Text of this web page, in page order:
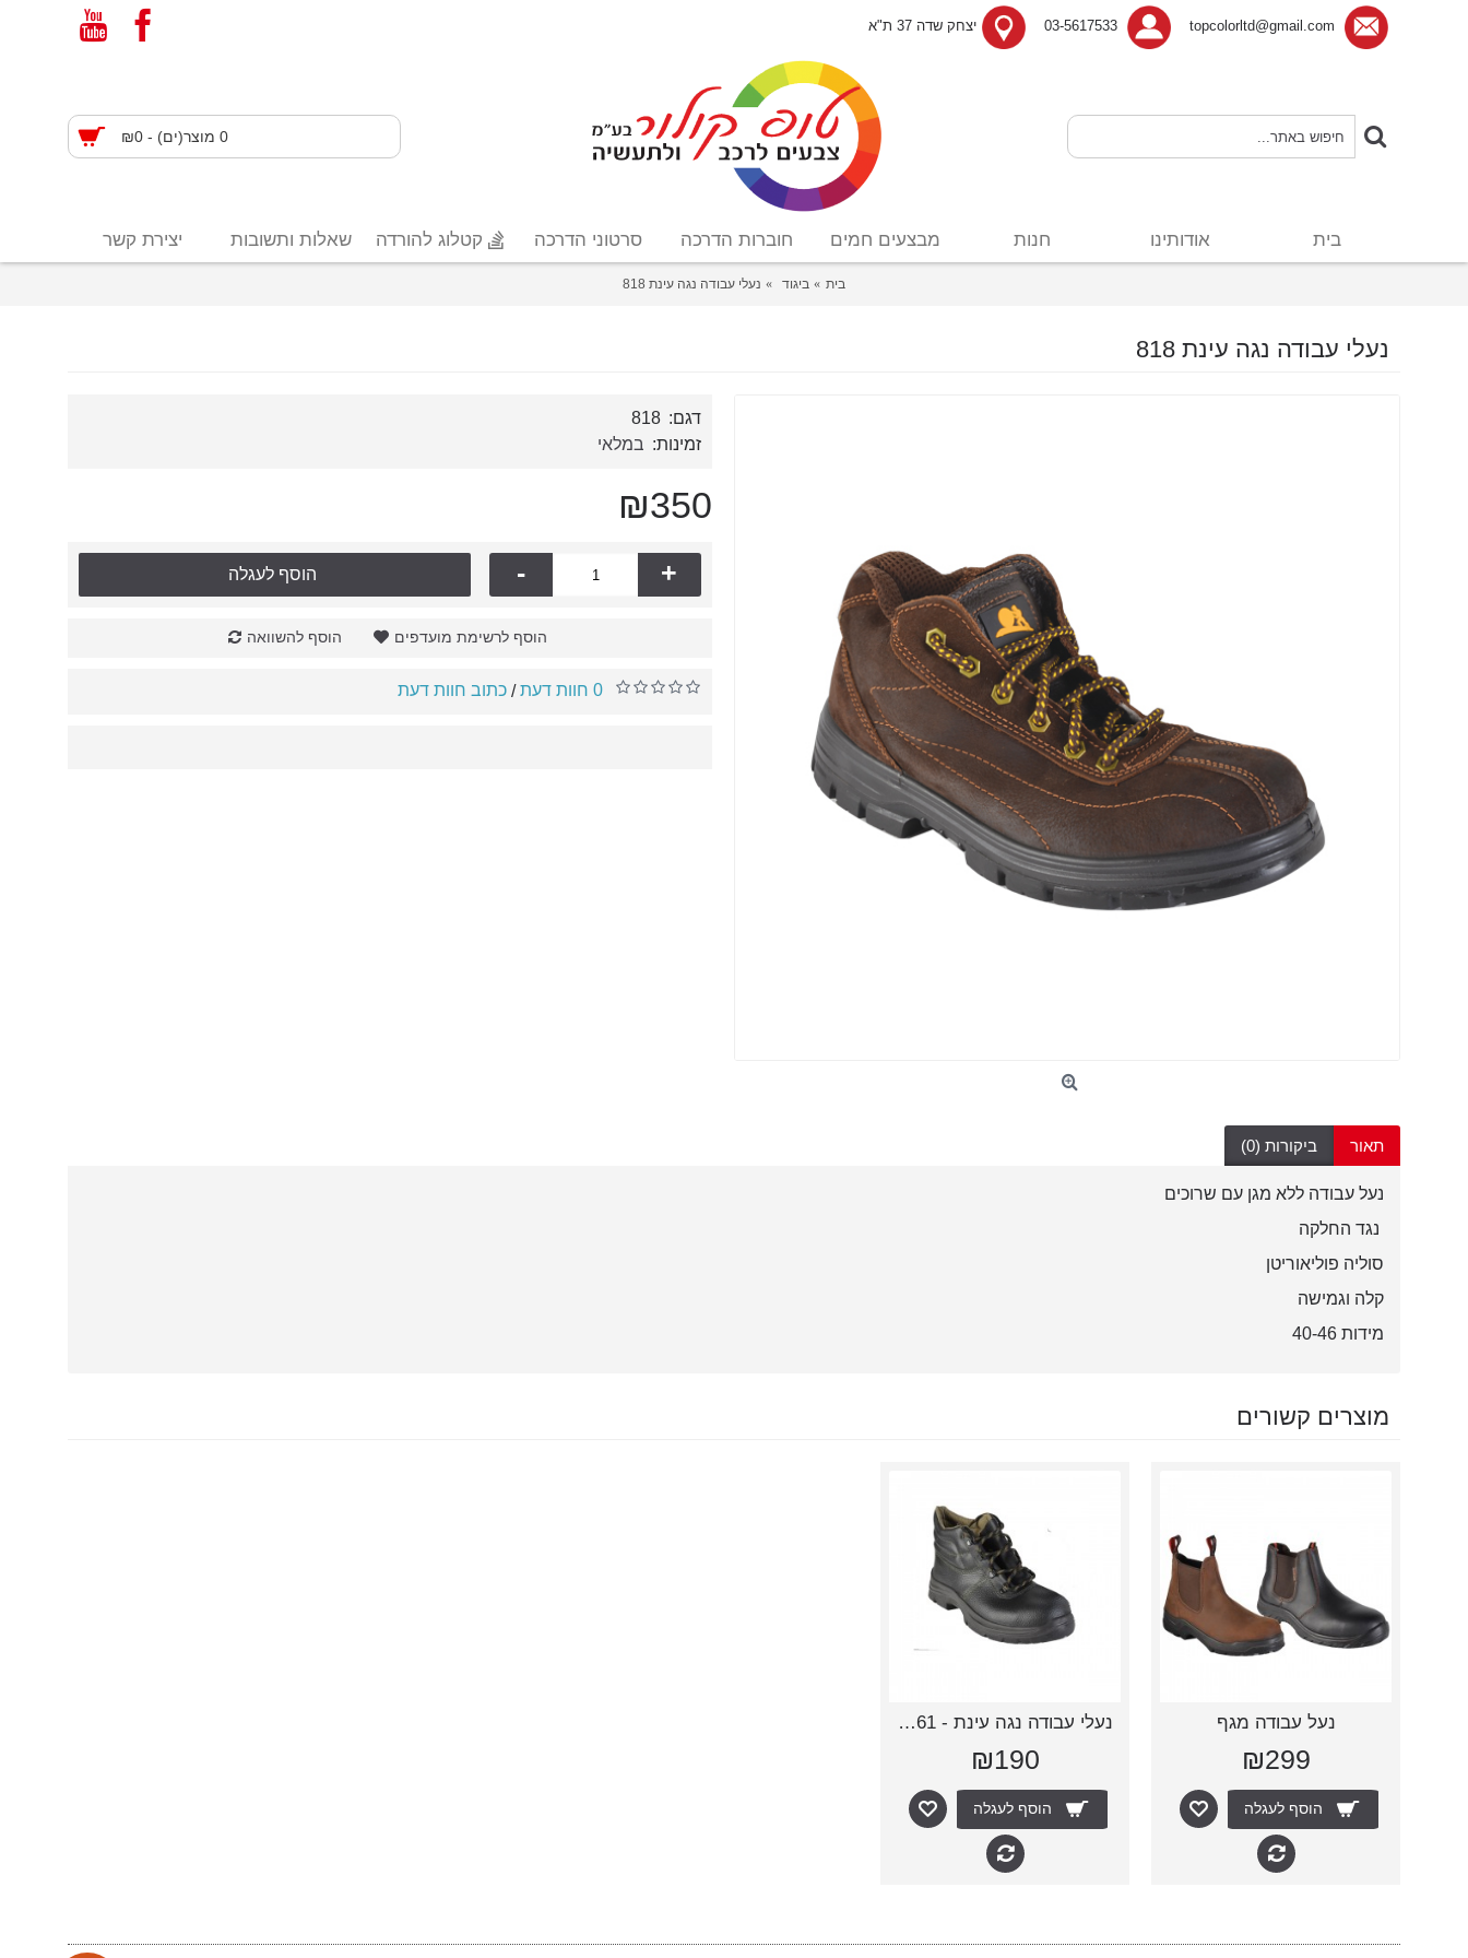
topcolorltd@gmail.com
03-5617533 יצחק שדה 37 ת"א
0 מוצר(ים) - ₪0
בית אודותינו חנות מבצעים חמים חוברות הדרכה סרטוני הדרכה קטלוג להורדה שאלות ותשובות יצירת קשר
בית ביגוד נעלי עבודה נגה עינת 818
נעלי עבודה נגה עינת 818
דגם: 818
זמינות: במלאי
₪350
- + הוסף לעגלה
הוסף לרשימת מועדפים הוסף להשוואה
0 חוות דעת / כתוב חוות דעת
תאור ביקורות (0)
נעל עבודה ללא מגן עם שרוכים
נגד החלקה
סוליה פוליאוריטן
קלה וגמישה
מידות 40-46
מוצרים קשורים
נעל עבודה מגף
₪299
הוסף לעגלה
נעלי עבודה נגה עינת - 761/861
₪190
הוסף לעגלה